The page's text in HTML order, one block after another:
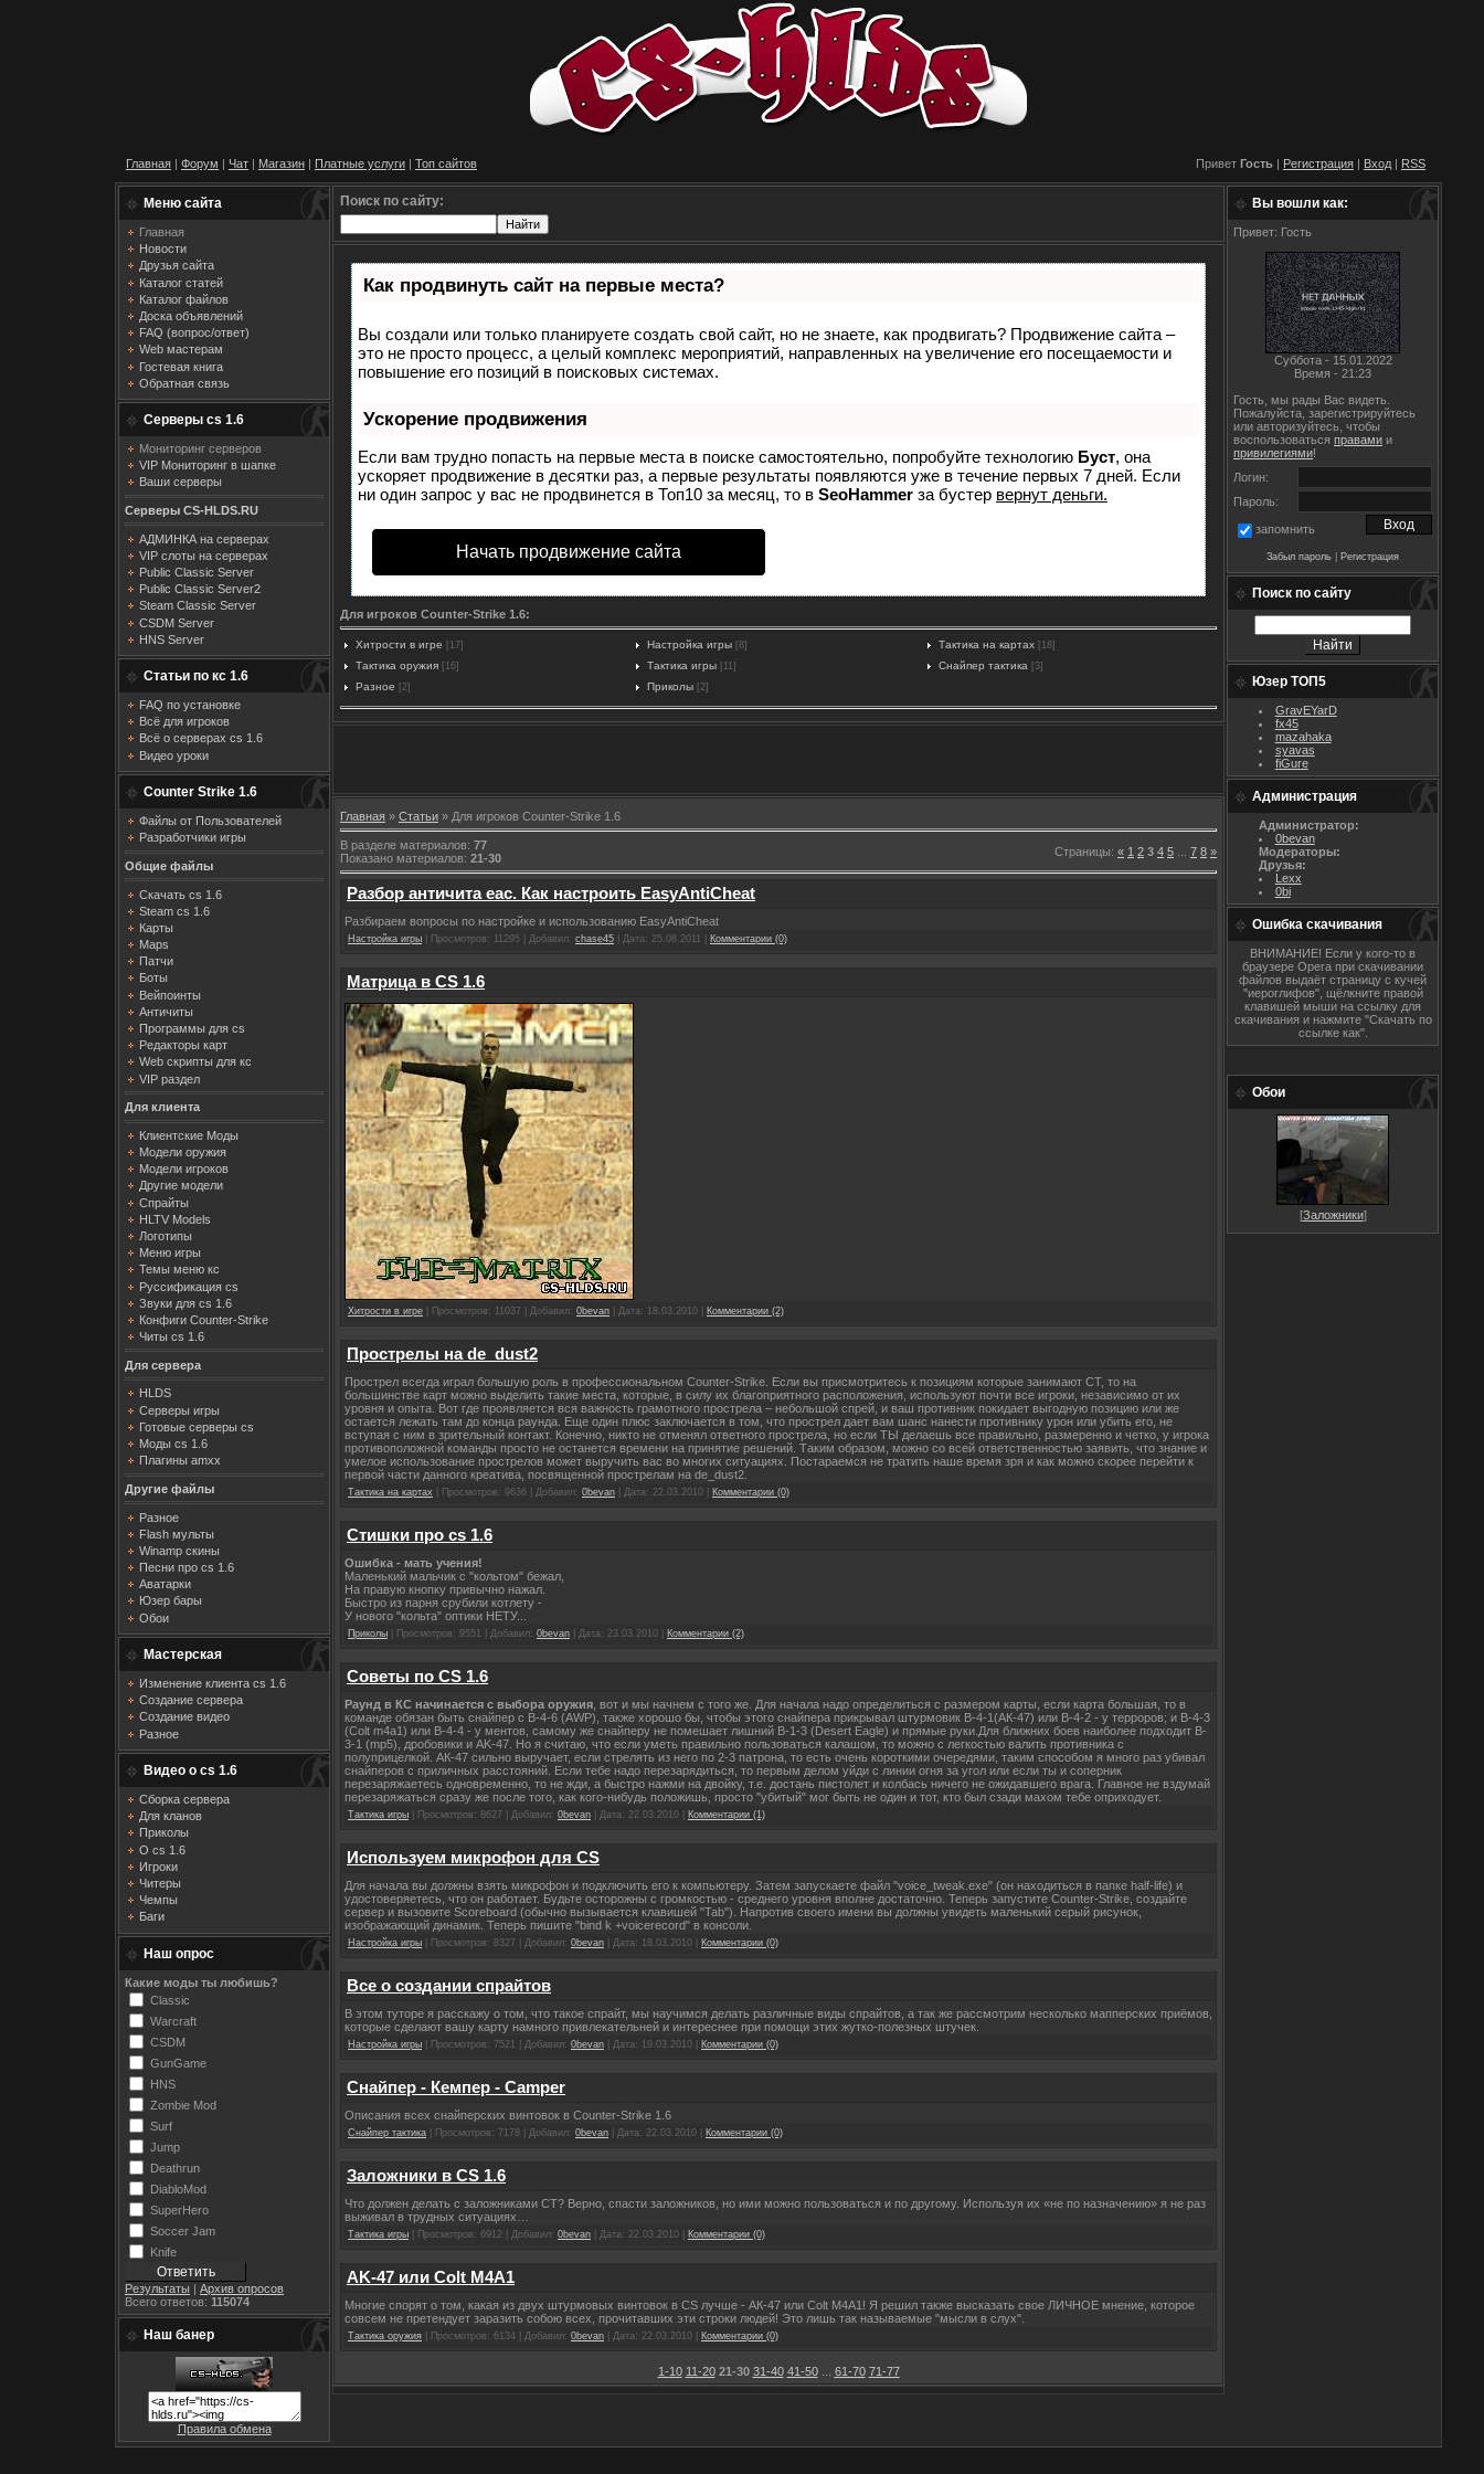
Главная | Форум | Чат | Магазин | Платные услуги | Топ сайтов Привет Гость | Регистрация | Вход | RSS
Меню сайта
Главная
Новости
Друзья сайта
Каталог статей
Каталог файлов
Доска объявлений
FAQ (вопрос/ответ)
Web мастерам
Гостевая книга
Обратная связь
Серверы cs 1.6
Мониторинг серверов
VIP Мониторинг в шапке
Ваши серверы
Серверы CS-HLDS.RU
АДМИНКА на серверах
VIP слоты на серверах
Public Classic Server
Public Classic Server2
Steam Classic Server
CSDM Server
HNS Server
Статьи по кс 1.6
FAQ по установке
Всё для игроков
Всё о серверах cs 1.6
Видео уроки
Counter Strike 1.6
Файлы от Пользователей
Разработчики игры
Общие файлы
Скачать cs 1.6
Steam cs 1.6
Карты
Maps
Патчи
Боты
Вейпоинты
Античиты
Программы для cs
Редакторы карт
Web скрипты для кс
VIP раздел
Для клиента
Клиентские Моды
Модели оружия
Модели игроков
Другие модели
Спрайты
HLTV Models
Логотипы
Меню игры
Темы меню кс
Руссификация cs
Звуки для cs 1.6
Конфиги Counter-Strike
Читы cs 1.6
Для сервера
HLDS
Серверы игры
Готовые серверы cs
Моды cs 1.6
Плагины amxx
Другие файлы
Разное
Flash мульты
Winamp скины
Песни про cs 1.6
Аватарки
Юзер бары
Обои
Мастерская
Изменение клиента cs 1.6
Создание сервера
Создание видео
Разное
Видео о cs 1.6
Сборка сервера
Для кланов
Приколы
О cs 1.6
Игроки
Читеры
Чемпы
Баги
Наш опрос
Какие моды ты любишь?
Classic
Warcraft
CSDM
GunGame
HNS
Zombie Mod
Surf
Jump
Deathrun
DiabloMod
SuperHero
Soccer Jam
Knife
Результаты | Архив опросов
Всего ответов: 115074
Наш банер
Правила обмена
Поиск по сайту:
Как продвинуть сайт на первые места?
Вы создали или только планируете создать свой сайт, но не знаете, как продвигать? Продвижение сайта –
это не просто процесс, а целый комплекс мероприятий, направленных на увеличение его посещаемости и
повышение его позиций в поисковых системах.
Ускорение продвижения
Если вам трудно попасть на первые места в поиске самостоятельно, попробуйте технологию Буст, она
ускоряет продвижение в десятки раз, а первые результаты появляются уже в течение первых 7 дней. Если
ни один запрос у вас не продвинется в Топ10 за месяц, то в SeoHammer за бустер вернут деньги.
Начать продвижение сайта
Для игроков Counter-Strike 1.6:
Хитрости в игре [17] Настройка игры [8] Тактика на картах [18]
Тактика оружия [16] Тактика игры [11] Снайпер тактика [3]
Разное [2] Приколы [2]
Главная » Статьи » Для игроков Counter-Strike 1.6
В разделе материалов: 77
Показано материалов: 21-30 Страницы: « 1 2 3 4 5 7 8 »
Разбор античита eac. Как настроить EasyAntiCheat
Разбираем вопросы по настройке и использованию EasyAntiCheat
Настройка игры | Просмотров: 11295 | Добавил: chase45 | Дата: 25.08.2011 Комментарии (0)
Матрица в CS 1.6
Хитрости в игре | Просмотров: 11037 | Добавил: 0bevan | Дата: 18.03.2010 Комментарии (2)
Прострелы на de_dust2
Прострел всегда играл большую роль в профессиональном Counter-Strike. Если вы присмотритесь к позициям которые занимают CT, то на
большинстве карт можно выделить такие места, которые, в силу их благоприятного расположения, используют почти все игроки, независимо от их
уровня и опыта. Вот где проявляется вся важность грамотного прострела – небольшой спрей, и ваш противник покидает выгодную позицию или же
остается лежать там до конца раунда. Еще один плюс заключается в том, что прострел дает вам шанс нанести противнику урон или убить его, не
вступая с ним в зрительный контакт. Конечно, никто не отменял ответного прострела, но если ТЫ делаешь все правильно, размеренно и четко, у игрока
противоположной команды просто не останется времени на принятие решений. Таким образом, можно со всей ответственностью заявить, что знание и
умелое использование прострелов может выручить вас во многих ситуациях. Постараемся не тратить наше время зря и как можно скорее перейти к
первой части данного креатива, посвященной прострелам на de_dust2.
Тактика на картах | Просмотров: 9636 | Добавил: 0bevan | Дата: 22.03.2010 Комментарии (0)
Стишки про cs 1.6
Ошибка - мать учения!
Маленький мальчик с "кольтом" бежал,
На правую кнопку привычно нажал.
Быстро из парня срубили котлету -
У нового "кольта" оптики НЕТУ...
Приколы | Просмотров: 9551 | Добавил: 0bevan | Дата: 23.03.2010 Комментарии (2)
Советы по CS 1.6
Раунд в КС начинается с выбора оружия , вот и мы начнем с того же. Для начала надо определиться с размером карты, если карта большая, то в
команде обязан быть снайпер с B-4-6 (AWP), также хорошо бы, чтобы этого снайпера прикрывал штурмовик B-4-1(АК-47) или B-4-2 - у терроров; и B-4-3
(Colt m4a1) или B-4-4 - у ментов, самому же снайперу не помешает лишний B-1-3 (Desert Eagle) и прямые руки.Для ближних боев наиболее подходит B-
3-1 (mp5), дробовики и AK-47. Но я считаю, что если уметь правильно пользоваться калашом, то можно с легкостью валить противника с
полуприцелкой. АК-47 сильно выручает, если стрелять из него по 2-3 патрона, то есть очень короткими очередями, таким способом я много раз убивал
снайперов с приличных расстояний. Если тебе надо перезарядиться, то первым делом уйди с линии огня за угол или если ты и соперник
перезаряжаетесь одновременно, то не жди, а быстро нажми на двойку, т.е. достань пистолет и колбась ничего не ожидавшего врага. Главное не вздумай
перезаряжаться сразу же после того, как кого-нибудь положишь, просто "убитый" мог быть не один и тот, кто был сзади махом тебе оприходует.
Тактика игры | Просмотров: 8627 | Добавил: 0bevan | Дата: 22.03.2010 Комментарии (1)
Используем микрофон для CS
Для начала вы должны взять микрофон и подключить его к компьютеру. Затем запускаете файл "voice_tweak.exe" (он находиться в папке half-life) и
удостоверяетесь, что он работает. Будьте осторожны с громкостью - среднего уровня вполне достаточно. Теперь запустите Counter-Strike, создайте
сервер и вызовите Scoreboard (обычно вызывается клавишей "Tab"). Напротив своего имени вы должны увидеть маленький серый рисунок,
изображающий динамик. Теперь пишите "bind k +voicerecord" в консоли.
Настройка игры | Просмотров: 8327 | Добавил: 0bevan | Дата: 18.03.2010 Комментарии (0)
Все о создании спрайтов
В этом туторе я расскажу о том, что такое спрайт, мы научимся делать различные виды спрайтов, а так же рассмотрим несколько мапперских приёмов,
которые сделают вашу карту намного привлекательней и интереснее при помощи этих жутко-полезных штучек.
Настройка игры | Просмотров: 7521 | Добавил: 0bevan | Дата: 19.03.2010 Комментарии (0)
Снайпер - Кемпер - Camper
Описания всех снайперских винтовок в Counter-Strike 1.6
Снайпер тактика | Просмотров: 7178 | Добавил: 0bevan | Дата: 22.03.2010 Комментарии (0)
Заложники в CS 1.6
Что должен делать с заложниками CT? Верно, спасти заложников, но ими можно пользоваться и по другому. Используя их «не по назначению» я не раз
выживал в трудных ситуациях…
Тактика игры | Просмотров: 6912 | Добавил: 0bevan | Дата: 22.03.2010 Комментарии (0)
AK-47 или Colt M4A1
Многие спорят о том, какая из двух штурмовых винтовок в CS лучше - АК-47 или Colt M4A1! Я решил также высказать свое ЛИЧНОЕ мнение, которое
совсем не претендует заразить собою всех, прочитавших эти строки людей! Это лишь так называемые "мысли в слух".
Тактика оружия | Просмотров: 6134 | Добавил: 0bevan | Дата: 22.03.2010 Комментарии (0)
1-10 11-20 21-30 31-40 41-50 61-70 71-77
Вы вошли как:
Привет: Гость
Суббота - 15.01.2022
Время - 21:23
Гость, мы рады Вас видеть.
Пожалуйста, зарегистрируйтесь
или авторизуйтесь, чтобы
воспользоваться правами и
привилегиями!
Логин:
Пароль:
запомнить
Забыл пароль Регистрация
Поиск по сайту
Юзер ТОП5
GravEYarD
fx45
mazahaka
syavas
fiGure
Администрация
Администратор:
0bevan
Модераторы:
Друзья:
Lexx
0bi
Ошибка скачивания
ВНИМАНИЕ! Если у кого-то в
браузере Opera при скачивании
файлов выдаёт страницу с кучей
"иероглифов", щёлкните правой
клавишей мыши на ссылку для
скачивания и нажмите "Скачать по
ссылке как".
Обои
[Заложники]